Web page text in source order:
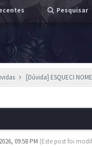
Pesquisar
[Dúvida] ESQUECI
09:58 PM (Este post foi